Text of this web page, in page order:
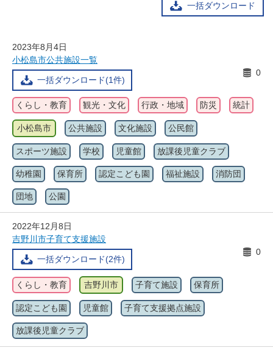
一括ダウンロード
2023年8月4日
小松島市公共施設一覧
一括ダウンロード(1件)
0
くらし・教育 観光・文化 行政・地域 防災 統計
小松島市 公共施設 文化施設 公民館
スポーツ施設 学校 児童館 放課後児童クラブ
幼稚園 保育所 認定こども園 福祉施設 消防団
団地 公園
2022年12月8日
吉野川市子育て支援施設
一括ダウンロード(2件)
0
くらし・教育 吉野川市 子育て施設 保育所
認定こども園 児童館 子育て支援拠点施設
放課後児童クラブ